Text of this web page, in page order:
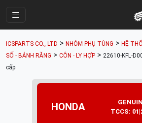
Cửa Hàng
Nhóm Phụ
ICSPARTS CO., LTD > NHÓM PHỤ TÙNG > HỆ
SỐ - BÁNH RĂNG > CÔN - LY HỢP > 22610-KFL-
cấp
HONDA
TCCS: